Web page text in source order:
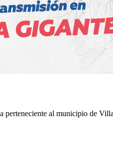
perteneciente al municipio de